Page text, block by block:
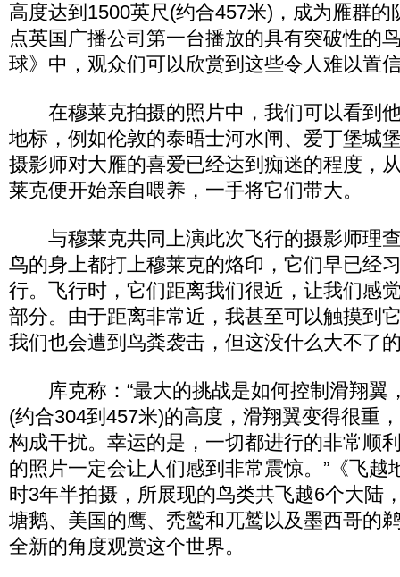
高度达到1500英尺(约合457米)，成为雁群的
点英国广播公司第一台播放的具有突破性的
球》中，观众们可以欣赏到这些令人难以置
在穆莱克拍摄的照片中，我们可以看到
地标，例如伦敦的泰晤士河水闸、爱丁堡城
摄影师对大雁的喜爱已经达到痴迷的程度，
莱克便开始亲自喂养，一手将它们带大。
与穆莱克共同上演此次飞行的摄影师理查
鸟的身上都打上穆莱克的烙印，它们早已经
行。飞行时，它们距离我们很近，让我们感
部分。由于距离非常近，我甚至可以触摸到
我们也会遭到鸟粪袭击，但这没什么大不了
库克称：“最大的挑战是如何控制滑翔翼
(约合304到457米)的高度，滑翔翼变得很重
构成干扰。幸运的是，一切都进行的非常顺
的照片一定会让人们感到非常震惊。”《飞越
时3年半拍摄，所展现的鸟类共飞越6个大陆
塘鹅、美国的鹰、秃鹫和兀鹫以及墨西哥的
全新的角度观赏这个世界。